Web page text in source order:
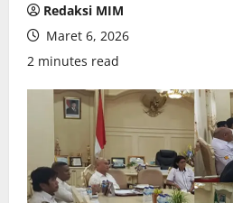
Redaksi MIM
Maret 6, 2026
2 minutes read